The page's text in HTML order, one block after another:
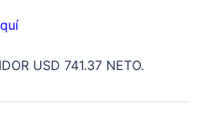
USD 741.37 NETO.